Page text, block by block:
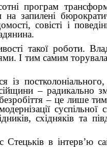
програм
запилені
совісті і
такої роботи.
І тим самим
із
– радикально
– це лише
суспільної
східняків та
Стецьків в інтерв’ю